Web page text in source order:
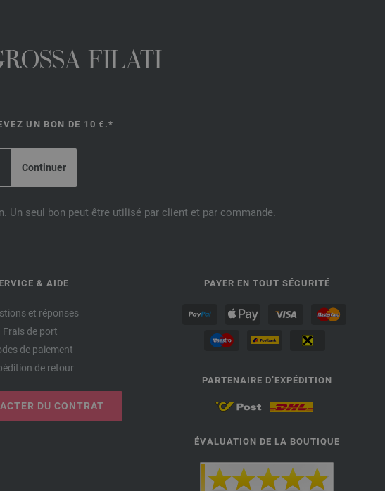
FILATI
UN BON DE 10 €.*
Un seul bon peut être utilisé par client et par commande.
& AIDE
et réponses
Frais de port
de paiement
de retour
DU CONTRAT
PAYER EN TOUT SÉCURITÉ
PARTENAIRE D’EXPÉDITION
ÉVALUATION DE LA BOUTIQUE